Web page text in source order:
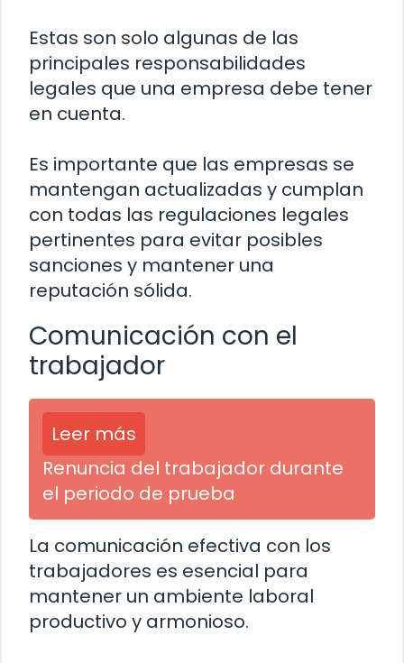
Estas son solo algunas de las
principales responsabilidades
legales que una empresa debe tener
en cuenta.
Es importante que las empresas se
mantengan actualizadas y cumplan
con todas las regulaciones legales
pertinentes para evitar posibles
sanciones y mantener una
reputación sólida.
Comunicación con el
trabajador
Leer más
Renuncia del trabajador durante
el periodo de prueba
La comunicación efectiva con los
trabajadores es esencial para
mantener un ambiente laboral
productivo y armonioso.